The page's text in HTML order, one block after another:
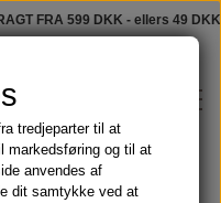
FRA 599 DKK - ellers 49 DKK
tredjeparter til at
markedsføring og til at
anvendes af
dit samtykke ved at